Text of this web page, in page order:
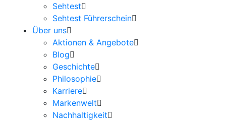
Sehtest
Sehtest Führerschein
Über uns
Aktionen & Angebote
Blog
Geschichte
Philosophie
Karriere
Markenwelt
Nachhaltigkeit